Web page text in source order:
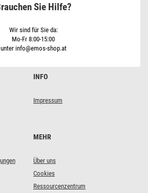
INFO
Impressum
MEHR
Über uns
Cookies
Ressourcenzentrum
Sie Hilfe?
Wir sind für Sie da:
Mo-Fr 8:00-15:00
unter info@emos-shop.at